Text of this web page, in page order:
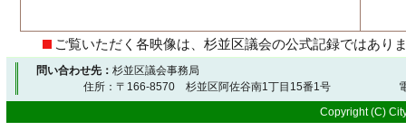
ご覧いただく各映像は、杉並区議会の公式記録ではあり
問い合わせ先： 杉並区議会事務局
住所：〒166-8570 杉並区阿佐谷南1丁目15番1号 電
Copyright (C)